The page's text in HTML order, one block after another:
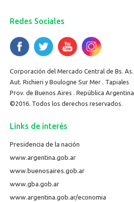
Redes Sociales
Corporación del Mercado Central de Bs. As.
Aut. Richieri y Boulogne Sur Mer . Tapiales
Prov. de Buenos Aires . República Argentina
©2016. Todos los derechos reservados.
Links de interés
Presidencia de la nación
www.argentina.gob.ar
www.buenosaires.gob.ar
www.gba.gob.ar
www.argentina.gob.ar/economia